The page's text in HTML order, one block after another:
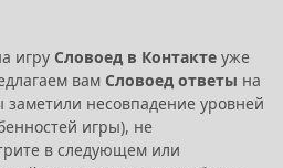
игру Словоед в Контакте уже
вам Словоед ответы на
заметили несовпадение уровней
игры), не
в следующем или